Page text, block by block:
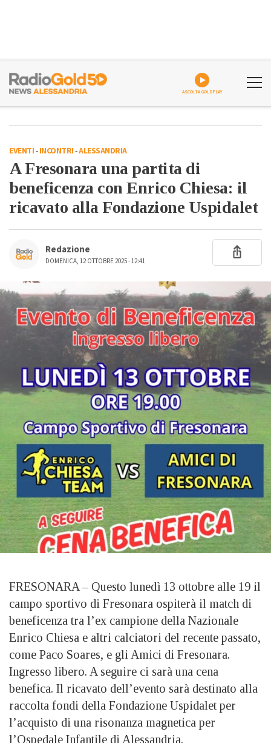
ASCOLTA GOLDPLAY
EVENTI-INCONTRI-ALESSANDRIA
A Fresonara una partita di
beneficenza con Enrico Chiesa: il
ricavato alla Fondazione Uspidalet
Redazione
DOMENICA, 12 OTTOBRE 2025 - 12:41
FRESONARA – Questo lunedì 13 ottobre alle 19 il
campo sportivo di Fresonara ospiterà il match di
beneficenza tra l’ex campione della Nazionale
Enrico Chiesa e altri calciatori del recente passato,
come Paco Soares, e gli Amici di Fresonara.
Ingresso libero. A seguire ci sarà una cena
benefica. Il ricavato dell’evento sarà destinato alla
raccolta fondi della Fondazione Uspidalet per
l’acquisto di una risonanza magnetica per
l’Ospedale Infantile di Alessandria.